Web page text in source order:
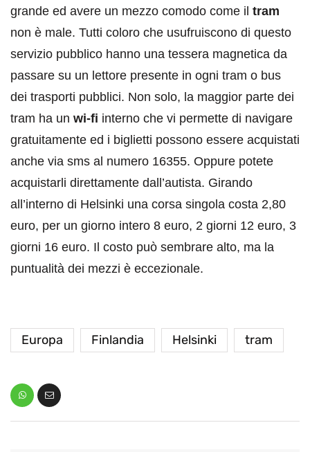
grande ed avere un mezzo comodo come il tram
non è male. Tutti coloro che usufruiscono di questo
servizio pubblico hanno una tessera magnetica da
passare su un lettore presente in ogni tram o bus
dei trasporti pubblici. Non solo, la maggior parte dei
tram ha un wi-fi interno che vi permette di navigare
gratuitamente ed i biglietti possono essere acquistati
anche via sms al numero 16355. Oppure potete
acquistarli direttamente dall’autista. Girando
all’interno di Helsinki una corsa singola costa 2,80
euro, per un giorno intero 8 euro, 2 giorni 12 euro, 3
giorni 16 euro. Il costo può sembrare alto, ma la
puntualità dei mezzi è eccezionale.
Europa Finlandia Helsinki tram